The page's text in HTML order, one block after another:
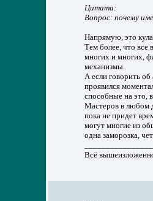
Цитата:
Вопрос: почему
Напрямую, это
Тем более, что все
многих и многих,
механизмы.
А если говорить об
проявился
способные на это,
Мастеров в любом
пока не придет
могут многие из
одна заморозка,
Всё